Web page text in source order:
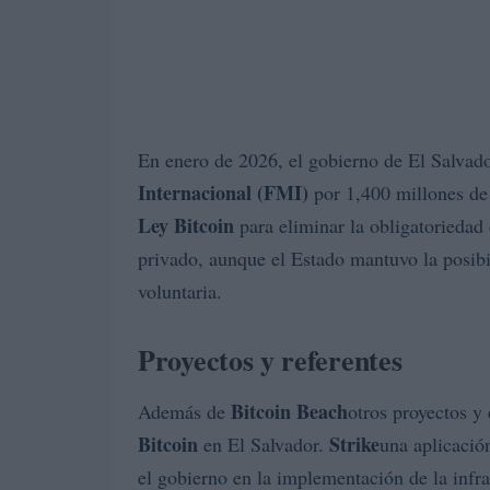
En enero de 2026, el gobierno de El
Internacional (FMI) por 1,400 millones
Ley Bitcoin para eliminar la obligatoriedad
privado, aunque el Estado mantuvo la
voluntaria.
Proyectos y referentes
Además de Bitcoin Beachotros proyectos
Bitcoin en El Salvador. Strikeuna
el gobierno en la implementación de la